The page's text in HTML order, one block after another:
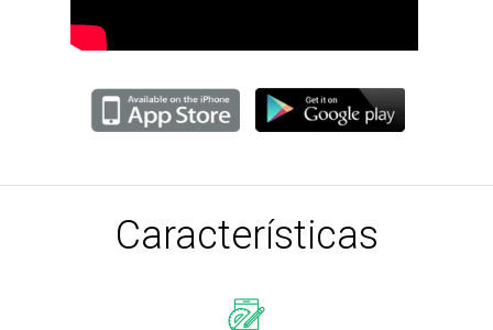
Características